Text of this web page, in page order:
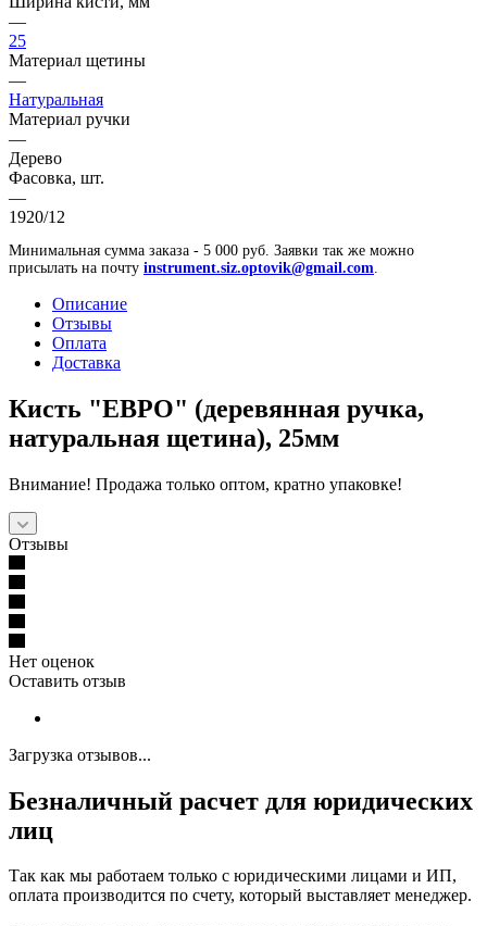
—
25
Материал щетины
—
Натуральная
Материал ручки
—
Дерево
Фасовка, шт.
—
1920/12
Минимальная сумма заказа - 5 000 руб. Заявки так же можно
присылать на почту instrument.siz.optovik@gmail.com
Описание
Отзывы
Оплата
Доставка
Кисть "ЕВРО" (деревянная ручка,
натуральная щетина), 25мм
Внимание! Продажа только оптом, кратно упаковке!
Отзывы
Нет оценок
Оставить отзыв
Загрузка отзывов...
Безналичный расчет для юридических
лиц
Так как мы работаем только с юридическими лицами и ИП,
оплата производится по счету, который выставляет менеджер.